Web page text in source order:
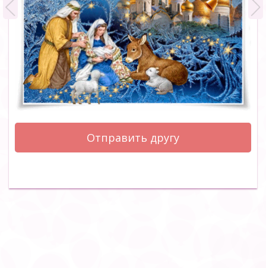
Отправить другу